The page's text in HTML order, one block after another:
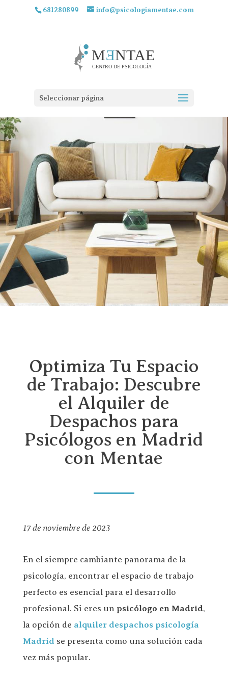
681280899 info@psicologiamentae.com
Seleccionar página
Optimiza Tu Espacio
de Trabajo: Descubre
el Alquiler de
Despachos para
Psicólogos en Madrid
con Mentae
17 de noviembre de 2023
En el siempre cambiante panorama de la
psicología, encontrar el espacio de trabajo
perfecto es esencial para el desarrollo
profesional. Si eres un psicólogo en Madrid,
la opción de alquiler despachos psicología
Madrid se presenta como una solución cada
vez más popular.